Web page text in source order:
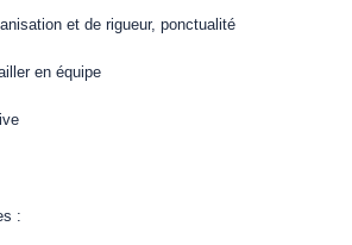
et de rigueur, ponctualité
en équipe
: